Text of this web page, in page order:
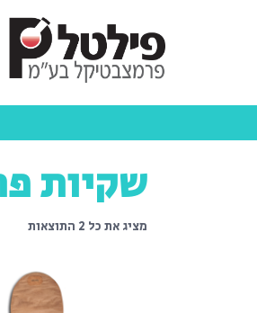
שקיות
מציג את כל 2 התוצאות